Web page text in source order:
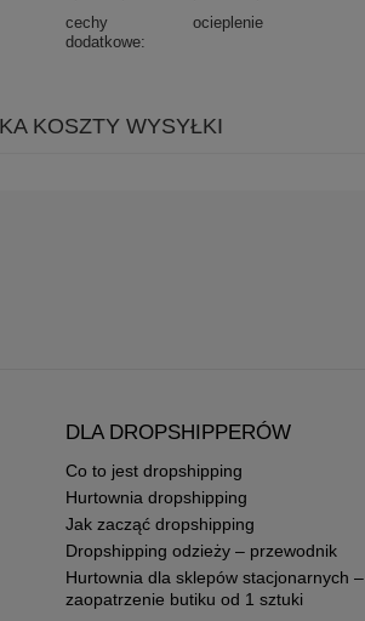
cechy
dodatkowe
ocieplenie
KOSZTY WYSYŁKI
DLA DROPSHIPPERÓW
Co to jest dropshipping
Hurtownia dropshipping
Jak zacząć dropshipping
Dropshipping odzieży – przewodnik
Hurtownia dla sklepów stacjonarnych –
zaopatrzenie butiku od 1 sztuki